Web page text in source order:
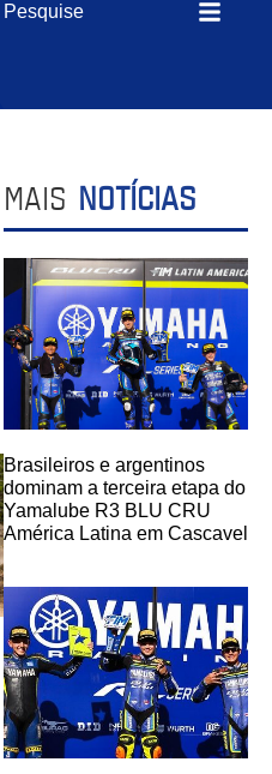
MAIS NOTÍCIAS
Brasileiros e argentinos
dominam a terceira etapa do
Yamalube R3 BLU CRU
América Latina em Cascavel